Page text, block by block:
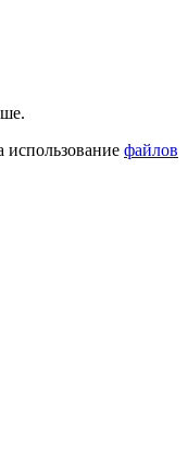
использование файлов